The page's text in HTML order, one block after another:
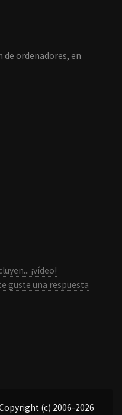
ordenadores, en
¡vídeo!
guste una respuesta
(c) 2006-2026